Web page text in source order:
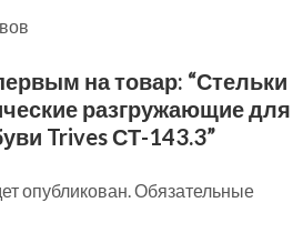
на товар: “Стельки
разгружающие для
Trives СТ-143.3”
опубликован.Обязательные